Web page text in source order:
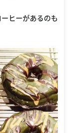
ヒーがあるのも